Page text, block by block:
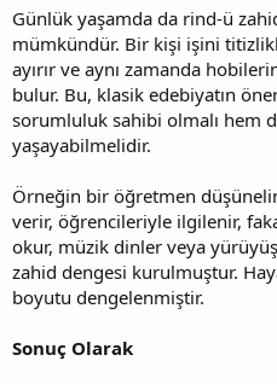
Günlük yaşamda da rind-ü
mümkündür. Bir kişi işini
ayırır ve aynı zamanda
bulur. Bu, klasik edebiyatın
sorumluluk sahibi olmalı hem
yaşayabilmelidir.
Örneğin bir öğretmen
verir, öğrencileriyle ilgilenir,
okur, müzik dinler veya
zahid dengesi kurulmuştur.
boyutu dengelenmiştir.
Sonuç Olarak